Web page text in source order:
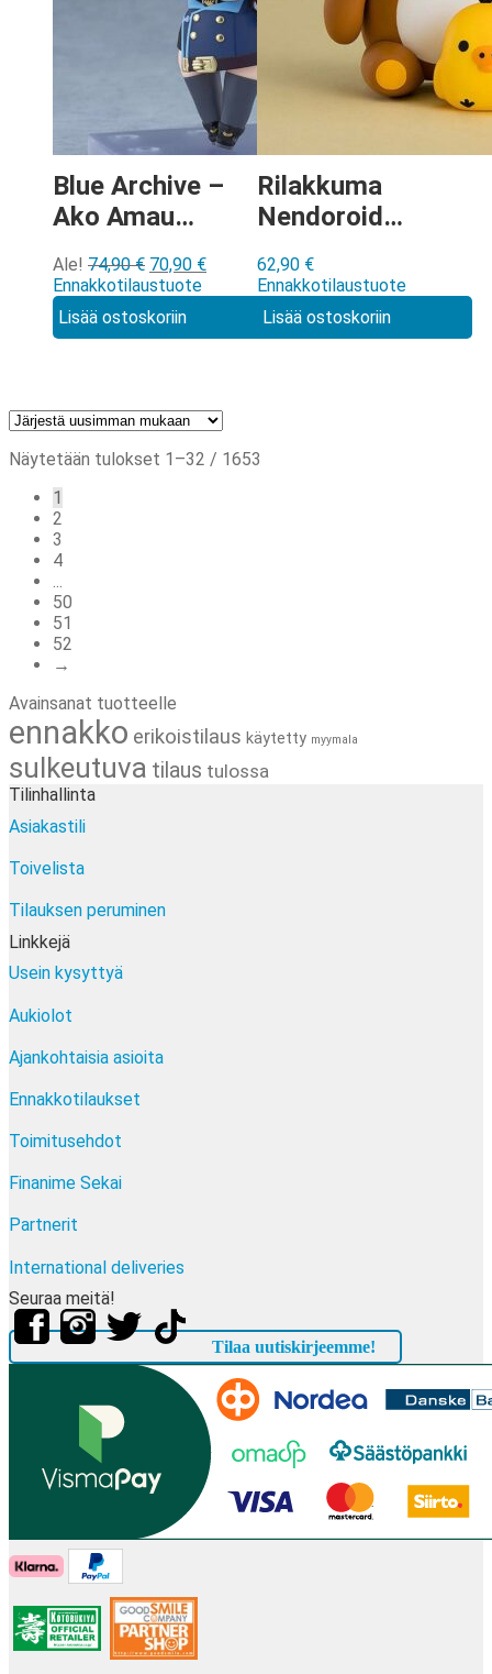
Blue Archive –
Ako Amau
[3092]
Ale! 74,90€ Alkuperäinen
hinta
oli:
74,90 €.
70,90 €Nykyinen
70,90 €.
Ennakkotilaustuote
Lisää ostoskoriin
Rilakkuma
Nendoroid
62,90 €
Ennakkotilaustuote
Lisää ostoskoriin
Näytetään tulokset 1–32 / 1653
1
2
3
4
...
50
51
52
→
Avainsanat tuotteelle
ennakko erikoistilaus käytetty myymala
sulkeutuva tilaus tulossa
Tilinhallinta
Asiakastili
Toivelista
Tilauksen peruminen
Linkkejä
Usein kysyttyä
Aukiolot
Ajankohtaisia asioita
Ennakkotilaukset
Toimitusehdot
Finanime Sekai
Partnerit
International deliveries
Seuraa meitä!
Tilaa uutiskirjeemme!